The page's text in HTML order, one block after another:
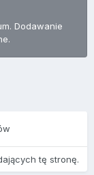
Dodawanie
tę stronę.